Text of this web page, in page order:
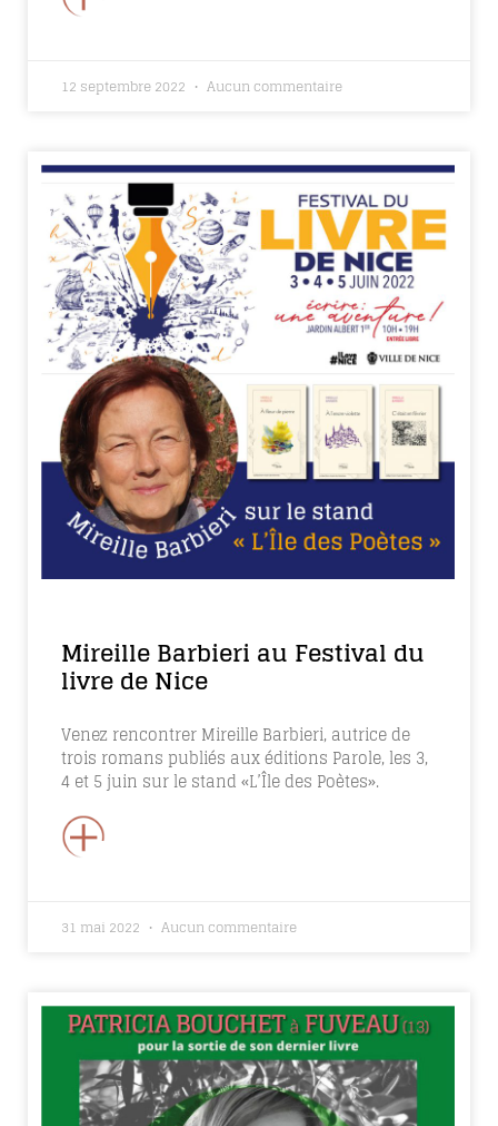
12 septembre 2022 Aucun commentaire
Mireille Barbieri au Festival du
livre de Nice
Venez rencontrer Mireille Barbieri, autrice de
trois romans publiés aux éditions Parole, les 3,
4 et 5 juin sur le stand «L’Île des Poètes».
+
31 mai 2022 Aucun commentaire